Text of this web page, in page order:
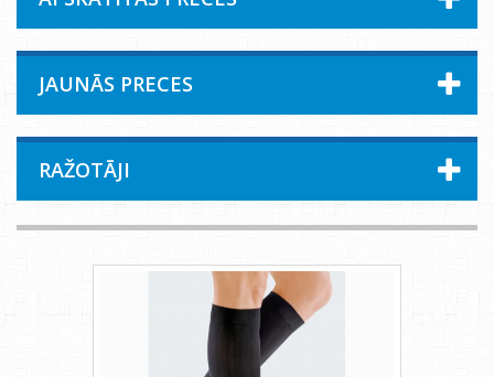
JAUNĀS PRECES
RAŽOTĀJI